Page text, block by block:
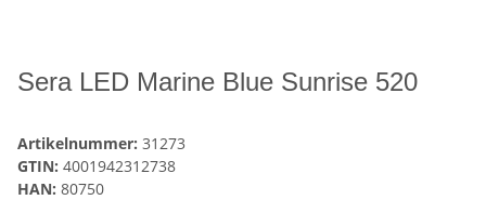
Sera LED Marine Blue Sunrise 520
Artikelnummer: 31273
GTIN: 4001942312738
HAN: 80750